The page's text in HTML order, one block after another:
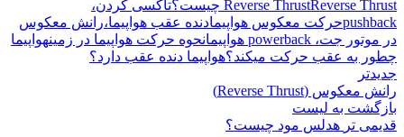
Reverse ThrustReverse Thrust چیست؟
تاکسی کردن،
pushbackحرکت معکوس هواپیمادنده عقب هواپیما،رانش معکوس
در موتور جت، powerback هواپیما
نحوه حرکت هواپیما در زمینهواپیما
چطور به عقب حرکت میکند؟هواپیما دنده عقب دارد؟
جدیدتر
رانش معکوس (Reverse Thrust)
بازگشت به لیست
قدیمی تر هدلس مود چیست؟